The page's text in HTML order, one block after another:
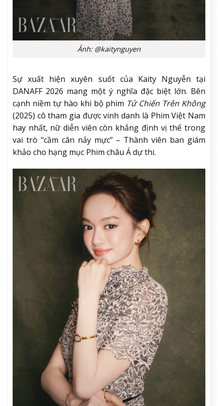
Ảnh: @kaitynguyen
Sự xuất hiện xuyên suốt của Kaity Nguyễn tại
DANAFF 2026 mang một ý nghĩa đặc biệt lớn. Bên
cạnh niềm tự hào khi bộ phim Tử Chiến Trên Không
(2025) cô tham gia được vinh danh là Phim Việt Nam
hay nhất, nữ diễn viên còn khẳng định vị thế trong
vai trò “cầm cân nảy mực” – Thành viên ban giám
khảo cho hạng mục Phim châu Á dự thi.